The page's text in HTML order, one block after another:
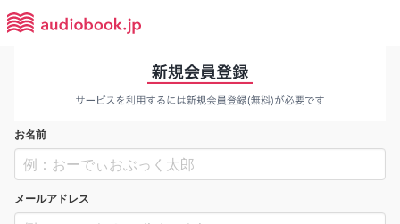
お名前
メールアドレス